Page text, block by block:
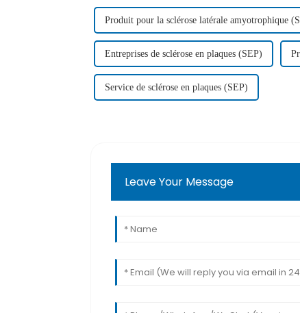
Produit pour la sclérose latérale amyotrophique
Entreprises de sclérose en plaques (SEP)
Service de sclérose en plaques (SEP)
Leave Your Message